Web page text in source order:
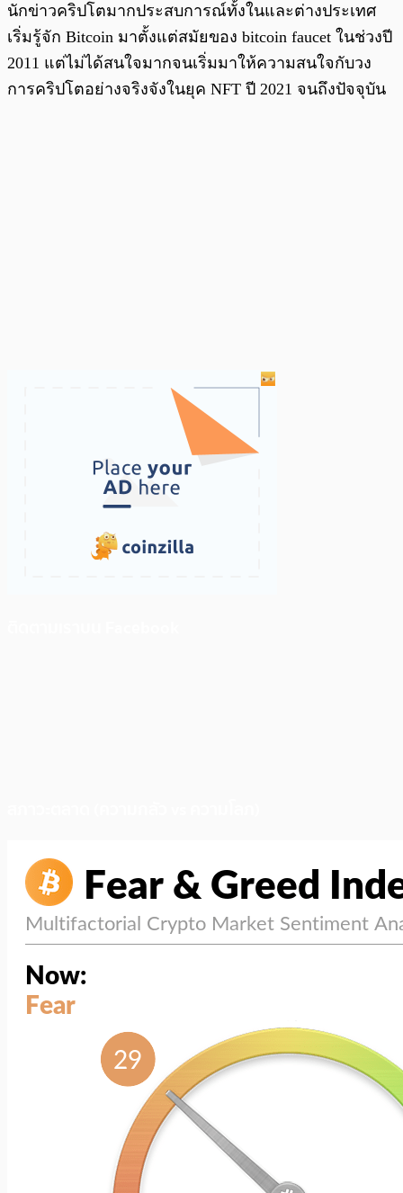
นักข่าวคริปโตมากประสบการณ์ทั้งในและต่างประเทศ
เริ่มรู้จัก Bitcoin มาตั้งแต่สมัยของ bitcoin faucet ในช่วงปี
2011 แต่ไม่ได้สนใจมากจนเริ่มมาให้ความสนใจกับวง
การคริปโตอย่างจริงจังในยุค NFT ปี 2021 จนถึงปัจจุบัน